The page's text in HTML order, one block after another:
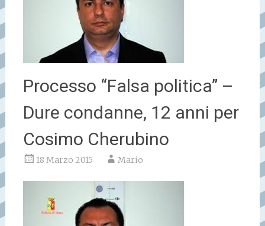
Processo “Falsa politica” –
Dure condanne, 12 anni per
Cosimo Cherubino
18 Marzo 2015 Mario